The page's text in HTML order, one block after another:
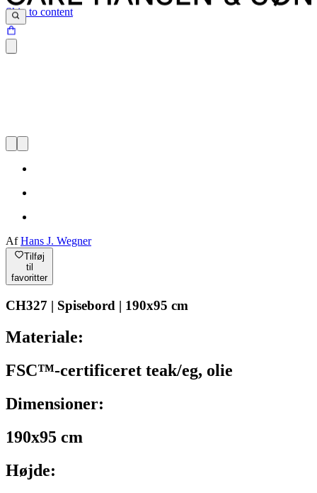
Skip to content
AfHans J. Wegner
Tilføj
til
favoritter
CH327 | Spisebord | 190x95 cm
Materiale:
FSC™-certificeret teak/eg, olie
Dimensioner:
190x95 cm
Højde: